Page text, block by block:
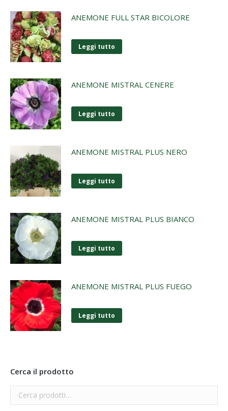
ANEMONE FULL STAR BICOLORE
Leggi tutto
ANEMONE MISTRAL CENERE
Leggi tutto
ANEMONE MISTRAL PLUS NERO
Leggi tutto
ANEMONE MISTRAL PLUS BIANCO
Leggi tutto
ANEMONE MISTRAL PLUS FUEGO
Leggi tutto
Cerca il prodotto